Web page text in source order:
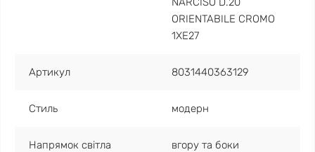
ORIENTABILE CROMO
1XE27
Артикул 8031440363129
Стиль модерн
Напрямок світла вгору та боки